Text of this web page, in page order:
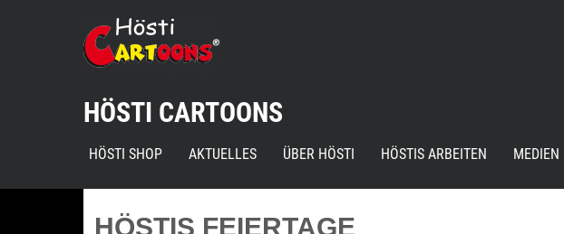
HÖSTI CARTOONS
HÖSTI SHOP AKTUELLES ÜBER HÖSTI HÖSTIS ARBEITEN MEDIEN
HÖSTIS FEIERTAGE